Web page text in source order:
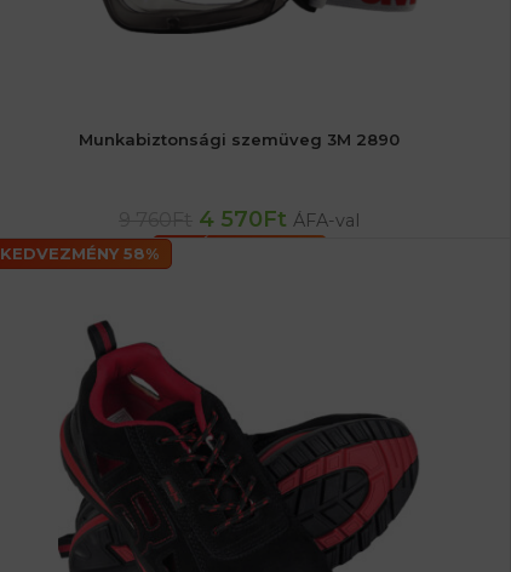
Munkabiztonsági szemüveg 3M 2890
4 570Ft ÁFA-val
KOSÁRBA TESZEM
KEDVEZMÉNY 58%